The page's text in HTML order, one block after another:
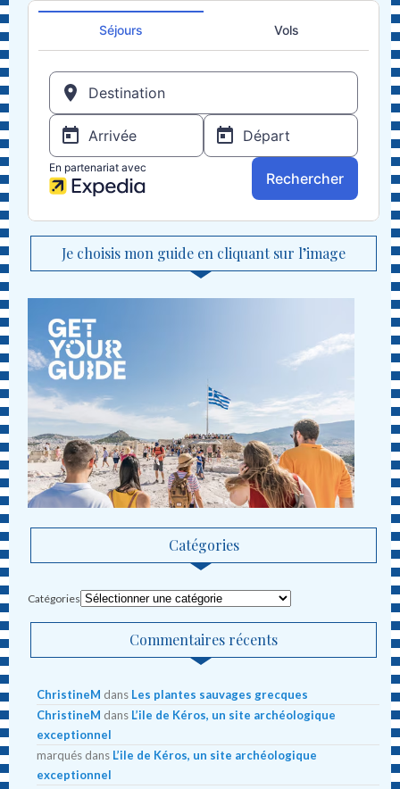
Je choisis mon guide en cliquant sur l’image
Catégories
Catégories
Commentaires récents
ChristineM dans Les plantes sauvages grecques
ChristineM dans L’ile de Kéros, un site archéologique
exceptionnel
marqués dans L’ile de Kéros, un site archéologique
exceptionnel